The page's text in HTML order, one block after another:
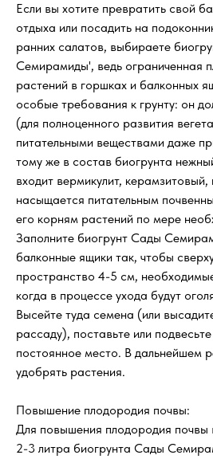
Если вы хотите превратить свой
отдыха или посадить на
ранних салатов, выбираете
Семирамиды', ведь ограниченная
растений в горшках и балконных
особые требования к грунту: он
(для полноценного развития
питательными веществами даже
тому же в состав биогрунта
входит вермикулит,
насыщается питательным
его корням растений по мере
Заполните биогрунт Сады
балконные ящики так, чтобы
пространство 4-5 см,
когда в процессе ухода будут
Высейте туда семена (или
рассаду), поставьте или
постоянное место. В дальнейшем
удобрять растения.
Повышение плодородия почвы:
Для повышения плодородия почвы
2-3 литра биогрунта Сады